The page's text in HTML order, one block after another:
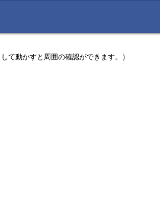
して動かすと周囲の確認ができます。）